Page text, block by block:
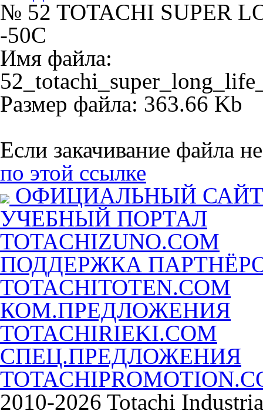
№ 52 TOTACHI SUPER
-50C
Имя файла:
Размер файла: 363.66 Kb
Если закачивание файла
по этой ссылке
ОФИЦИАЛЬНЫЙ
УЧЕБНЫЙ ПОРТАЛ
TOTACHIZUNO.COM
ПОДДЕРЖКА
TOTACHITOTEN.COM
КОМ.ПРЕДЛОЖЕНИЯ
TOTACHIRIEKI.COM
СПЕЦ.ПРЕДЛОЖЕНИЯ
2010-2026 Totachi